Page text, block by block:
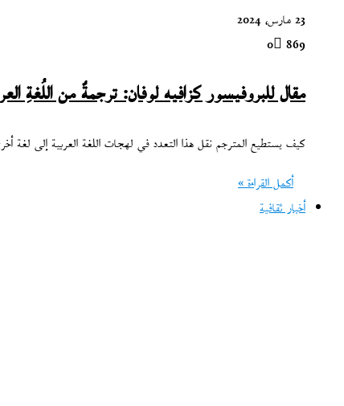
23 مارس، 2024
0 869
مقال للبروفيسور كزافيه لوفان: ترجمةٌ من اللُغةِ
كيف يستطيع المترجم نقل هذا التعدد في لهجات اللغة العربية إلى لغة
أكمل القراءة »
أخبار ثقافية